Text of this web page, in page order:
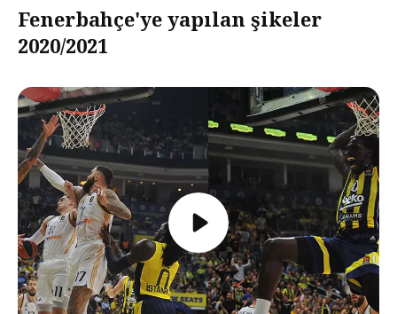
Fenerbahçe'ye yapılan şikeler
2020/2021